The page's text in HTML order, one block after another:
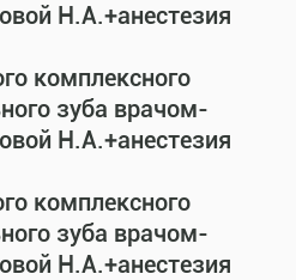
Н.А.+анестезия
комплексного
зуба врачом-
Н.А.+анестезия
комплексного
зуба врачом-
Н.А.+анестезия